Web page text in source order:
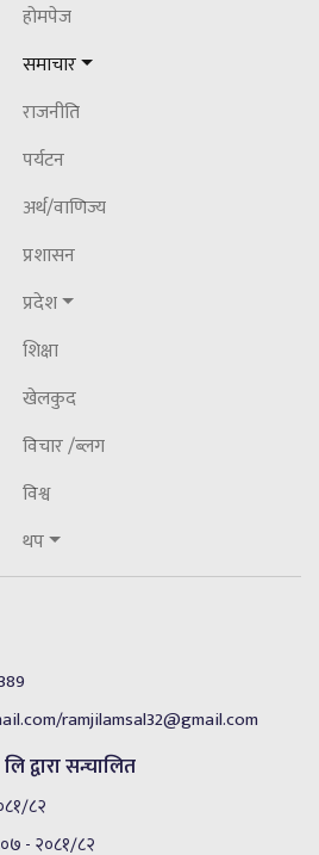
खोप सुनिश्चितता तथा
होमपेज
समाचार
राजनीति
पर्यटन
अर्थ/वाणिज्य
प्रशासन
प्रदेश
शिक्षा
खेलकुद
विचार /ब्लग
विश्व
थप
/ramjilamsal32@gmail.com
द्वारा सन्चालित
८२
- २०८१/८२